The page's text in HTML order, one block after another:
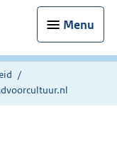
Menu